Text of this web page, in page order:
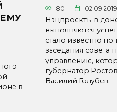
в
80 02.09.2019
Нацпроекты в
выполняются
стало известно по
заседания совета
управлению,
губернатор
Василий Голубев.